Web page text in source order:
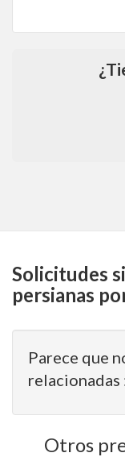
Solicitudes
persianas
Parece que
relacionadas
Otros